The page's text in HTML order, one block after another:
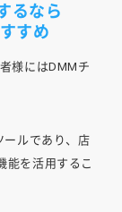
るなら
すめ
様にはDMMチ
ールであり、店
能を活用するこ